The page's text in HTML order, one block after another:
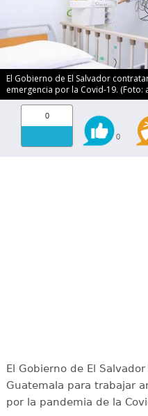
El Gobierno de El Salvador
emergencia por la Covid-19. (Foto:
0
0
El Gobierno de El
Guatemala para trabajar
por la pandemia de la